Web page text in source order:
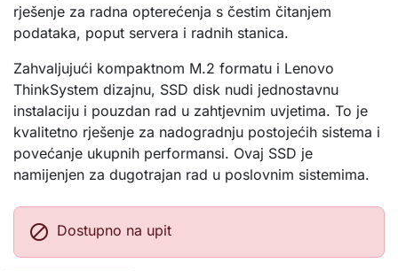
rješenje za radna opterećenja s čestim čitanjem
podataka, poput servera i radnih stanica.
Zahvaljujući kompaktnom M.2 formatu i Lenovo
ThinkSystem dizajnu, SSD disk nudi jednostavnu
instalaciju i pouzdan rad u zahtjevnim uvjetima. To je
kvalitetno rješenje za nadogradnju postojećih sistema i
povećanje ukupnih performansi. Ovaj SSD je
namijenjen za dugotrajan rad u poslovnim sistemima.
 Dostupno na upit